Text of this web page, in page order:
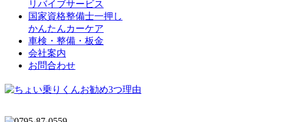
リバイブサービス
国家資格整備士一押し
かんたんカーケア
車検・整備・板金
会社案内
お問合わせ